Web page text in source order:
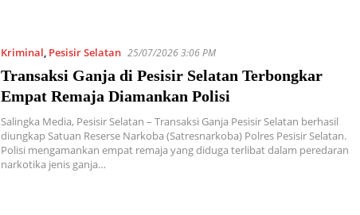
Kriminal, Pesisir Selatan 25/07/2026 3:06 PM
Transaksi Ganja di Pesisir Selatan Terbongkar
Empat Remaja Diamankan Polisi
Salingka Media, Pesisir Selatan – Transaksi Ganja Pesisir Selatan berhasil
diungkap Satuan Reserse Narkoba (Satresnarkoba) Polres Pesisir Selatan.
Polisi mengamankan empat remaja yang diduga terlibat dalam peredaran
narkotika jenis ganja…